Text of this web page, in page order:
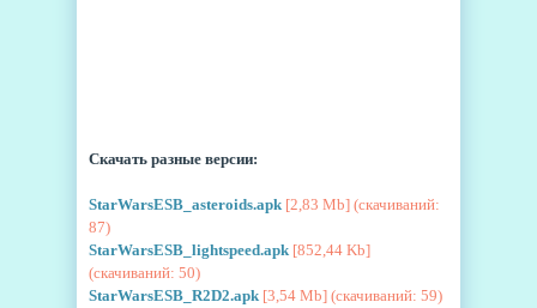
Скачать разные версии:
StarWarsESB_asteroids.apk [2,83 Mb] (cкачиваний:
87)
StarWarsESB_lightspeed.apk [852,44 Kb]
(cкачиваний: 50)
StarWarsESB_R2D2.apk [3,54 Mb] (cкачиваний: 59)